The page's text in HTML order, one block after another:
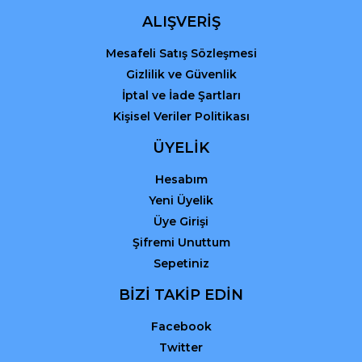
ALIŞVERİŞ
Mesafeli Satış Sözleşmesi
Gizlilik ve Güvenlik
İptal ve İade Şartları
Kişisel Veriler Politikası
ÜYELİK
Hesabım
Yeni Üyelik
Üye Girişi
Şifremi Unuttum
Sepetiniz
BİZİ TAKİP EDİN
Facebook
Twitter